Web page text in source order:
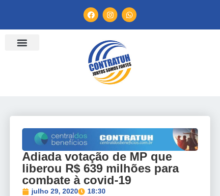
Adiada votação de MP que
liberou R$ 639 milhões para
combate à covid-19
julho 29, 2020 18:30